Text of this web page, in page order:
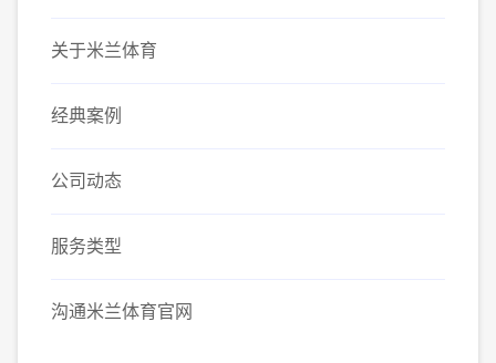
关于米兰体育
经典案例
公司动态
服务类型
沟通米兰体育官网